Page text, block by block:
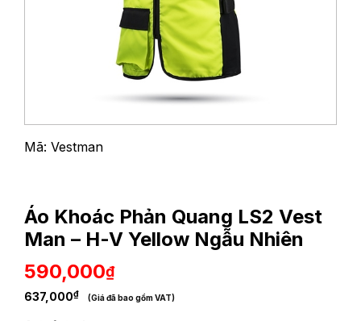
Mã: Vestman
Áo Khoác Phản Quang LS2 Vest
Man – H-V Yellow Ngẫu Nhiên
590,000₫
637,000₫ (Giá đã bao gồm VAT)